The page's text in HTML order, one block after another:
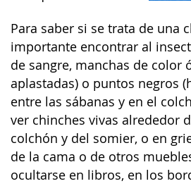
Para saber si se trata de una
importante encontrar al
de sangre, manchas de color
aplastadas) o puntos negros
entre las sábanas y en el
ver chinches vivas alrededor
colchón y del somier, o en
de la cama o de otros
ocultarse en libros, en los